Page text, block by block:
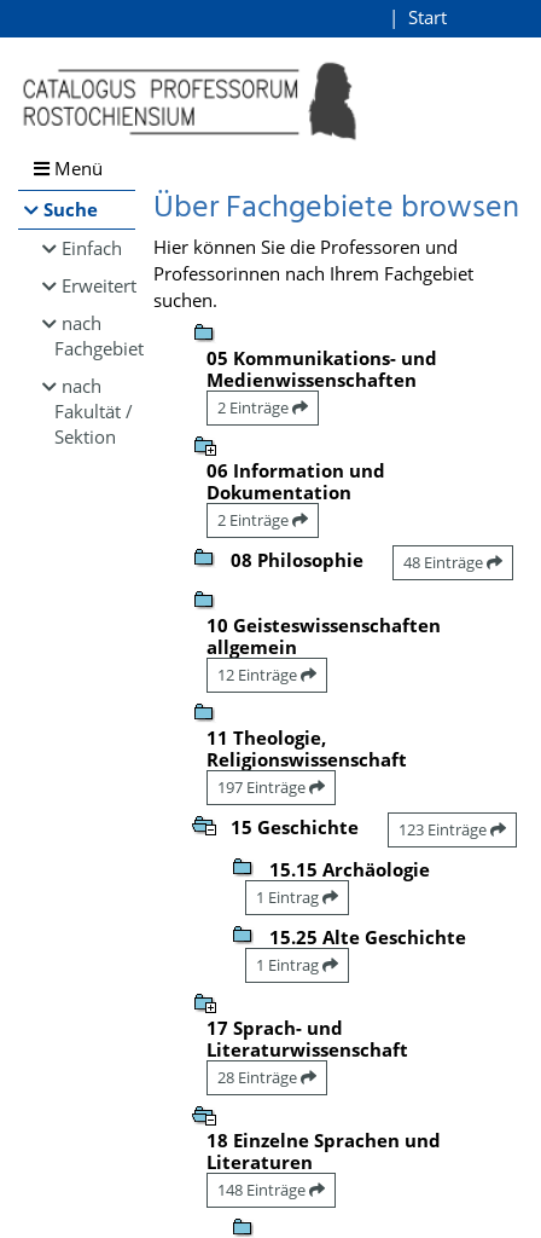
Browsen
direkt zum Inhalt
Start
Menü
Suche
Einfach
Erweitert
nach
Fachgebiet
nach
Fakultät /
Sektion
Über Fachgebiete browsen
Hier können Sie die Professoren und
Professorinnen nach Ihrem Fachgebiet
suchen.
05 Kommunikations- und
Medienwissenschaften
2 Einträge
06 Information und
Dokumentation
2 Einträge
08 Philosophie 48 Einträge
10 Geisteswissenschaften
allgemein
12 Einträge
11 Theologie,
Religionswissenschaft
197 Einträge
15 Geschichte 123 Einträge
15.15 Archäologie
1 Eintrag
15.25 Alte Geschichte
1 Eintrag
17 Sprach- und
Literaturwissenschaft
28 Einträge
18 Einzelne Sprachen und
Literaturen
148 Einträge